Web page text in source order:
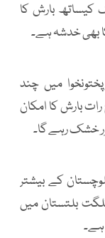
کیساتھ بارش کا
بھی خدشہ ہے۔
میں چند
بارش کا امکان
خشک رہے گا۔
کے بیشتر
بلتستان میں